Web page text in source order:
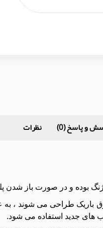
و پاسخ (0) نظرات
بوده و در صورت باز